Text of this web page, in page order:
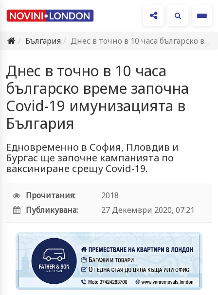
България
Днес в точно в 10 часа българско време започна Covid-19…
Днес в точно в 10 часа
българско време започна
Covid-19 имунизацията в
България
Едновременно в София, Пловдив и
Бургас ще започне кампанията по
ваксиниране срещу Covid-19.
Прочитания:
2018
Публикувана:
27 Декември 2020, 07:21